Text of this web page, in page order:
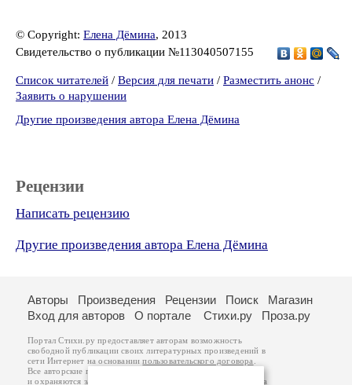
© Copyright: Елена Дёмина, 2013
Свидетельство о публикации №113040507155
Список читателей / Версия для печати / Разместить анонс /
Заявить о нарушении
Другие произведения автора Елена Дёмина
Рецензии
Написать рецензию
Другие произведения автора Елена Дёмина
Авторы Произведения Рецензии Поиск
Магазин
Вход для авторов
О портале Стихи.ру Проза.ру
Портал Стихи.ру предоставляет авторам возможность
свободной публикации своих литературных произведений в
сети Интернет на основаниипользовательского договора
Все авторские права на произведения принадлежат авторам
и охраняются законом . Перепечатка произведений возможна